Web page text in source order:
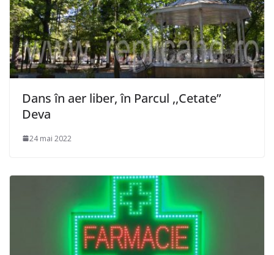
Dans în aer liber, în Parcul ,,Cetate”
Deva
24 mai 2022